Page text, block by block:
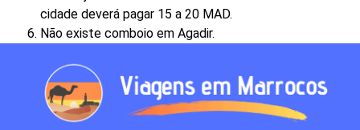
cidade deverá pagar 15 a 20 MAD.
Não existe comboio em Agadir.